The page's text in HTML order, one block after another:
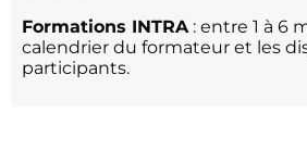
Formations INTRA : entre 1 à 6
calendrier du formateur et les
participants.